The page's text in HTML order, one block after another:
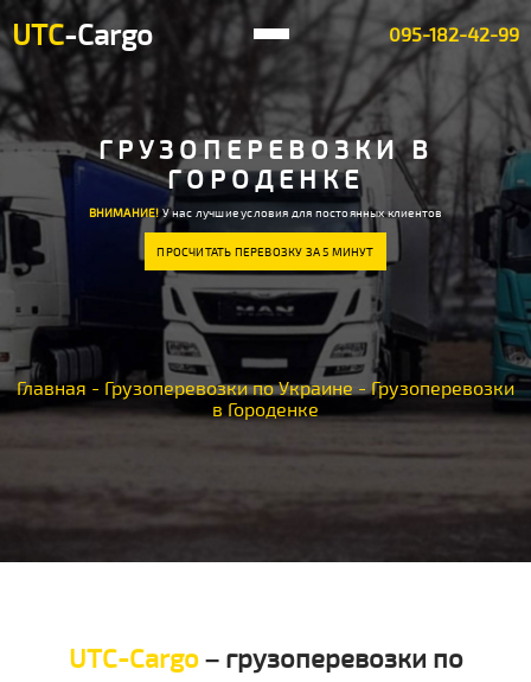
UTC-Cargo 095-182-42-99
ГРУЗОПЕРЕВОЗКИ В
ГОРОДЕНКЕ
ВНИМАНИЕ!У нас лучшие условия для постоянных клиентов
ПРОСЧИТАТЬ ПЕРЕВОЗКУ ЗА 5 МИНУТ
Главная - Грузоперевозки по Украине -Грузоперевозки
в Городенке
UTC-Cargo– грузоперевозки по